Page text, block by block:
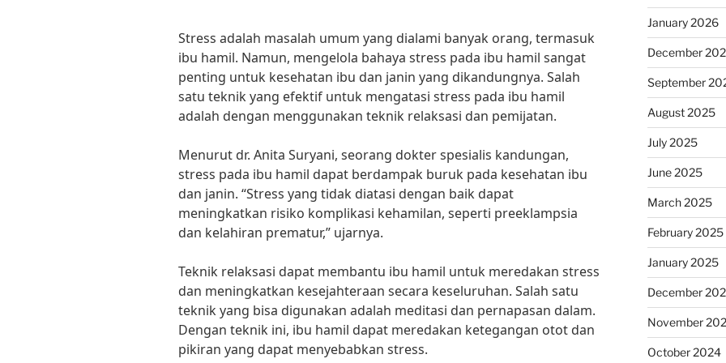
Stress adalah masalah umum yang dialami banyak orang, termasuk
ibu hamil. Namun, mengelola bahaya stress pada ibu hamil sangat
penting untuk kesehatan ibu dan janin yang dikandungnya. Salah
satu teknik yang efektif untuk mengatasi stress pada ibu hamil
adalah dengan menggunakan teknik relaksasi dan pemijatan.
Menurut dr. Anita Suryani, seorang dokter spesialis kandungan,
stress pada ibu hamil dapat berdampak buruk pada kesehatan ibu
dan janin. “Stress yang tidak diatasi dengan baik dapat
meningkatkan risiko komplikasi kehamilan, seperti preeklampsia
dan kelahiran prematur,” ujarnya.
Teknik relaksasi dapat membantu ibu hamil untuk meredakan stress
dan meningkatkan kesejahteraan secara keseluruhan. Salah satu
teknik yang bisa digunakan adalah meditasi dan pernapasan dalam.
Dengan teknik ini, ibu hamil dapat meredakan ketegangan otot dan
pikiran yang dapat menyebabkan stress.
January 2026
December
September
August 2025
July 2025
June 2025
March 2025
February 2025
January 2025
December
November
October 2024